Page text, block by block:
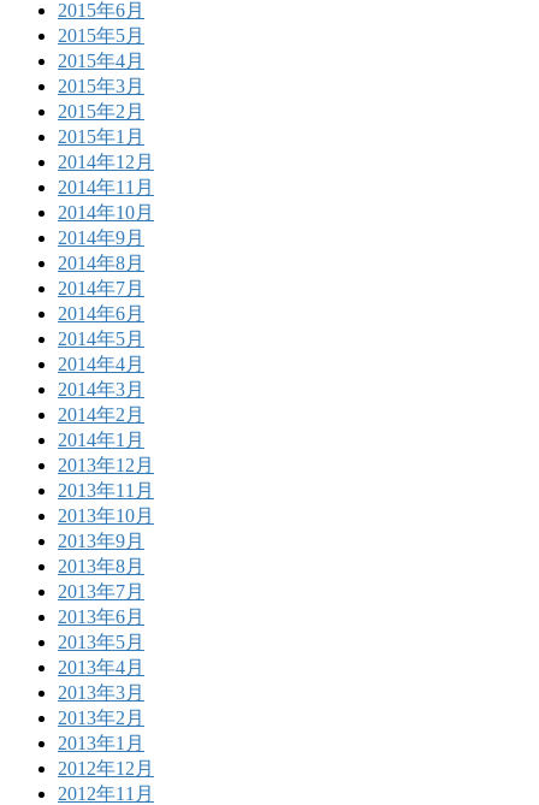
2015年6月
2015年5月
2015年4月
2015年3月
2015年2月
2015年1月
2014年12月
2014年11月
2014年10月
2014年9月
2014年8月
2014年7月
2014年6月
2014年5月
2014年4月
2014年3月
2014年2月
2014年1月
2013年12月
2013年11月
2013年10月
2013年9月
2013年8月
2013年7月
2013年6月
2013年5月
2013年4月
2013年3月
2013年2月
2013年1月
2012年12月
2012年11月